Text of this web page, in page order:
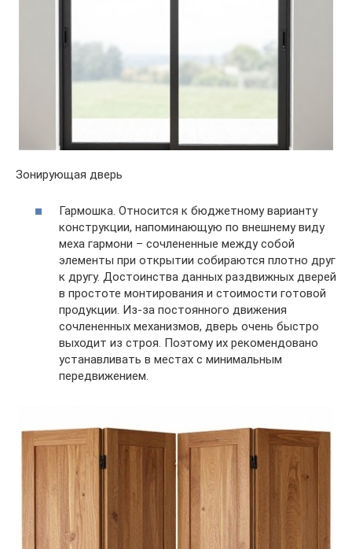
Зонирующая дверь
Гармошка. Относится к бюджетному варианту
конструкции, напоминающую по внешнему виду
меха гармони – сочлененные между собой
элементы при открытии собираются плотно друг
к другу. Достоинства данных раздвижных дверей
в простоте монтирования и стоимости готовой
продукции. Из-за постоянного движения
сочлененных механизмов, дверь очень быстро
выходит из строя. Поэтому их рекомендовано
устанавливать в местах с минимальным
передвижением.